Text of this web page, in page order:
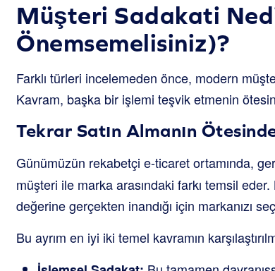
Müşteri Sadakati
Önemsemelisiniz)?
Farklı türleri incelemeden önce, modern
Kavram, başka bir işlemi teşvik etmenin
Tekrar Satın Almanın
Günümüzün rekabetçi e-ticaret ortamında,
müşteri ile marka arasındaki farkı temsil
değerine gerçekten inandığı için markanızı
Bu ayrım en iyi iki temel kavramın